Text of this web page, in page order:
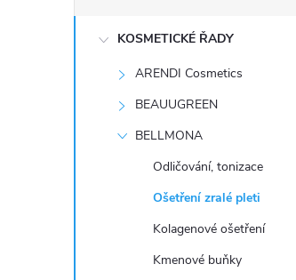
o
KOSMETICKÉ ŘADY
ARENDI Cosmetics
BEAUUGREEN
BELLMONA
Odličování, tonizace
Ošetření zralé pleti
Kolagenové ošetření
Kmenové buňky